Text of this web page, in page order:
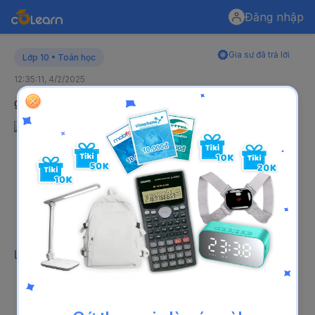
Đăng nhập
Lớp 10 • Toán học Gia sư đã trả lời
12:35:11, 4/2/2025
giúp em với ek cam ơnlàm hết lun ạ
Lời giải
Gia sư Hải Yến